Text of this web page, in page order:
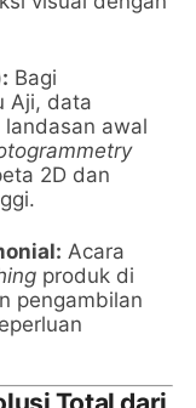
Bagi
Aji, data
awal
2D dan
Acara
produk di
pengambilan